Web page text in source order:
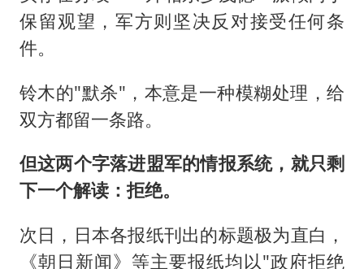
保留观望，军方则坚决反对接受任何条
件。
铃木的"默杀"，本意是一种模糊处理，给
双方都留一条路。
但这两个字落进盟军的情报系统，就只剩
下一个解读：拒绝。
次日，日本各报纸刊出的标题极为直白，
《朝日新闻》等主要报纸均以"政府拒绝